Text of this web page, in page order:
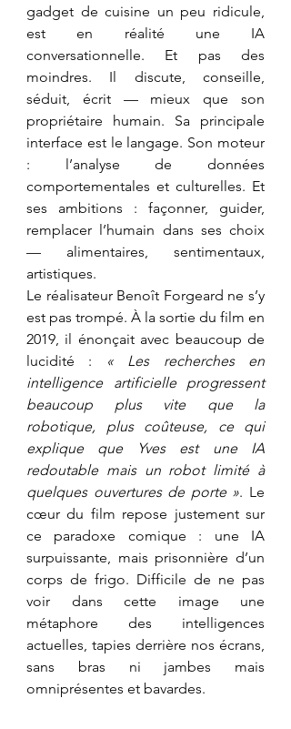
gadget de cuisine un peu ridicule,
est en réalité une IA
conversationnelle. Et pas des
moindres. Il discute, conseille,
séduit, écrit — mieux que son
propriétaire humain. Sa principale
interface est le langage. Son moteur
: l’analyse de données
comportementales et culturelles. Et
ses ambitions : façonner, guider,
remplacer l’humain dans ses choix
— alimentaires, sentimentaux,
artistiques.
Le réalisateur Benoît Forgeard ne s’y
est pas trompé. À la sortie du film en
2019, il énonçait avec beaucoup de
lucidité :
« Les recherches en
intelligence artificielle progressent
beaucoup plus vite que la
robotique, plus coûteuse, ce qui
explique que Yves est une IA
redoutable mais un robot limité à
quelques ouvertures de porte ». Le
cœur du film repose justement sur
ce paradoxe comique : une IA
surpuissante, mais prisonnière d’un
corps de frigo. Difficile de ne pas
voir dans cette image une
métaphore des intelligences
actuelles, tapies derrière nos écrans,
sans bras ni jambes mais
omniprésentes et bavardes.